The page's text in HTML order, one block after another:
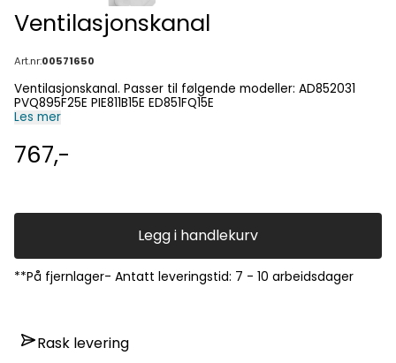
Ventilasjonskanal
Art.nr:00571650
Ventilasjonskanal. Passer til følgende modeller: AD852031
PVQ895F25E PIE811B15E ED851FQ15E
Les mer
767,-
Legg i handlekurv
**På fjernlager- Antatt leveringstid: 7 - 10 arbeidsdager
Rask levering